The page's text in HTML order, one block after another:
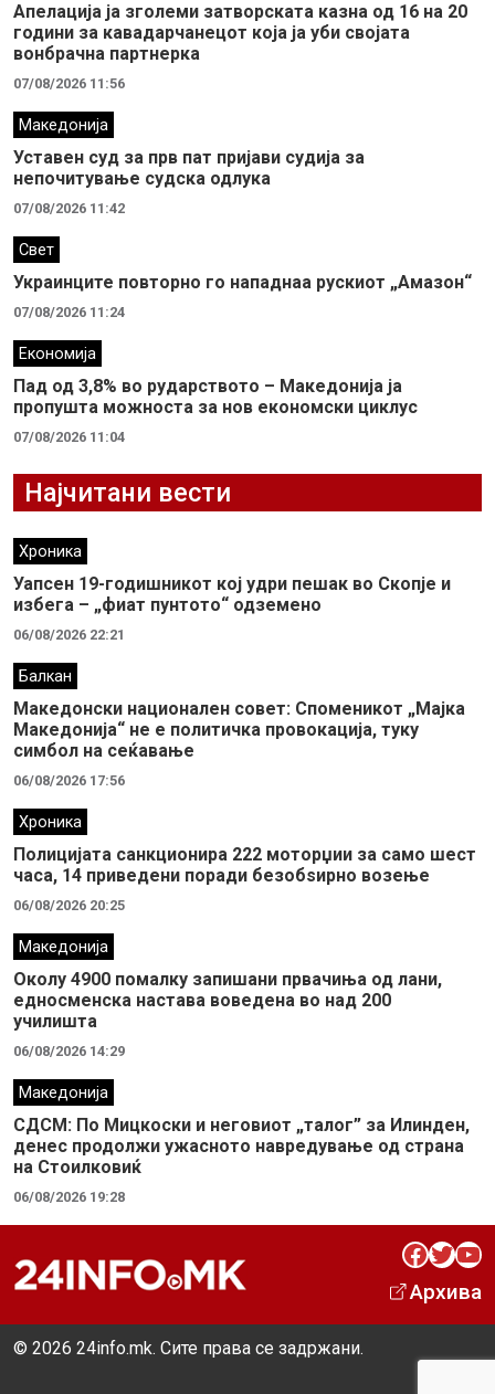
Апелација ја зголеми затворската казна од 16 на 20
години за кавадарчанецот која ја уби својата
вонбрачна партнерка
07/08/2026 11:56
Македонија
Уставен суд за прв пат пријави судија за
непочитување судска одлука
07/08/2026 11:42
Свет
Украинците повторно го нападнаа рускиот „Амазон“
07/08/2026 11:24
Економија
Пад од 3,8% во рударството – Македонија ја
пропушта можноста за нов економски циклус
07/08/2026 11:04
Најчитани вести
Хроника
Уапсен 19-годишникот кој удри пешак во Скопје и
избега – „фиат пунтото“ одземено
06/08/2026 22:21
Балкан
Македонски национален совет: Споменикот „Мајка
Македонија“ не е политичка провокација, туку
симбол на сеќавање
06/08/2026 17:56
Хроника
Полицијата санкционира 222 моторџии за само шест
часа, 14 приведени поради безобѕирно возење
06/08/2026 20:25
Македонија
Околу 4900 помалку запишани првачиња од лани,
едносменска настава воведена во над 200
училишта
06/08/2026 14:29
Македонија
СДСМ: По Мицкоски и неговиот „талог” за Илинден,
денес продолжи ужасното навредување од страна
на Стоилковиќ
06/08/2026 19:28
Facebook Twitter YouTube
Архива
© 2026 24info.mk. Сите права се задржани.